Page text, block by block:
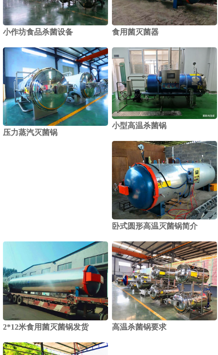
小作坊食品杀菌设备 食用菌灭菌器
压力蒸汽灭菌锅
小型高温杀菌锅
卧式圆形高温灭菌锅简介
2*12米食用菌灭菌锅发货 高温杀菌锅要求